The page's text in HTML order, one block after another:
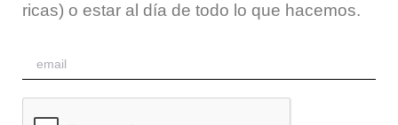
ricas) o estar al día de todo lo que hacemos.